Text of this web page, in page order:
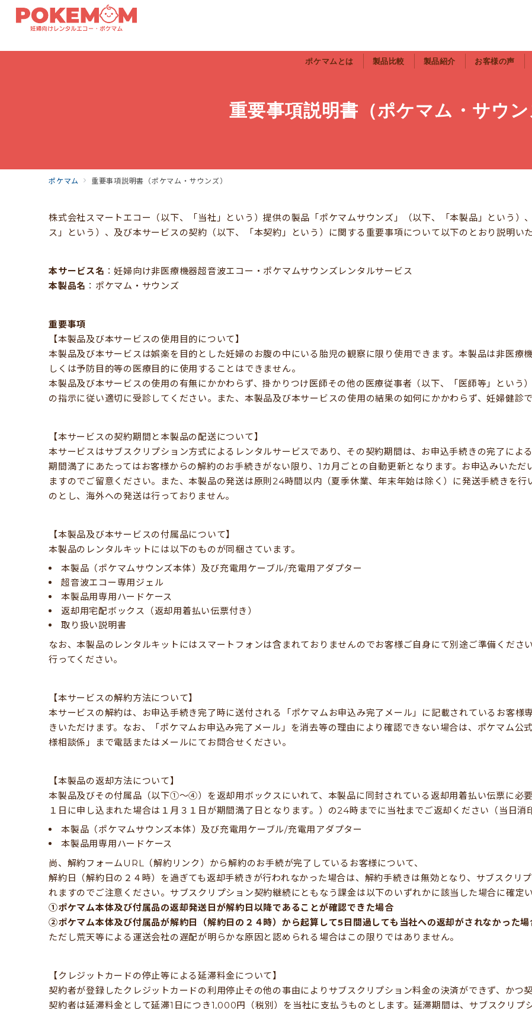
ポケマムとは 製品比較 製品紹介 お客様の声
重要事項説明書（ポケマム・サウン
ポケマム 重要事項説明書（ポケマム・サウンズ）
株式会社スマートエコー（以下、「当社」という）提供の製品「ポケマムサウンズ」（以下、「本製品」という）
ス」という）、及び本サービスの契約（以下、「本契約」という）に関する重要事項について以下のとおり説明いた
本サービス名 ：妊婦向け非医療機器超音波エコー・ポケマムサウンズレンタルサービス
本製品名 ：ポケマム・サウンズ
重要事項
【本製品及び本サービスの使用目的について】
本製品及び本サービスは娯楽を目的とした妊婦のお腹の中にいる胎児の観察に限り使用できます。本製品は非医療
しくは予防目的等の医療目的に使用することはできません。
本製品及び本サービスの使用の有無にかかわらず、掛かりつけ医師その他の医療従事者（以下、「医師等」という
の指示に従い適切に受診してください。また、本製品及び本サービスの使用の結果の如何にかかわらず、妊婦健診
【本サービスの契約期間と本製品の配送について】
本サービスはサブスクリプション方式によるレンタルサービスであり、その契約期間は、お申込手続きの完了によ
期間満了にあたってはお客様からの解約のお手続きがない限り、1カ月ごとの自動更新となります。お申込みいた
ますのでご留意ください。また、本製品の発送は原則24時間以内（夏季休業、年末年始は除く）に発送手続きを
のとし、海外への発送は行っておりません。
【本製品及び本サービスの付属品について】
本製品のレンタルキットには以下のものが同梱さています。
本製品（ポケマムサウンズ本体）及び充電用ケーブル/充電用アダプター
超音波エコー専用ジェル
本製品用専用ハードケース
返却用宅配ボックス（返却用着払い伝票付き）
取り扱い説明書
なお、本製品のレンタルキットにはスマートフォンは含まれておりませんのでお客様ご自身にて別途ご準備くださ
行ってください。
【本サービスの解約方法について】
本サービスの解約は、お申込手続き完了時に送付される「ポケマムお申込み完了メール」に記載されているお客
きいただけます。なお、「ポケマムお申込み完了メール」を消去等の理由により確認できない場合は、ポケマム
様相談係」まで電話またはメールにてお問合せください。
【本製品の返却方法について】
本製品及びその付属品（以下①～④）を返却用ボックスにいれて、本製品に同封されている返却用着払い伝票に必
１日に申し込まれた場合は１月３１日が期間満了日となります。）の24時までに当社までご返却ください（当日消
本製品（ポケマムサウンズ本体）及び充電用ケーブル/充電用アダプター
本製品用専用ハードケース
尚、解約フォームURL（解約リンク）から解約のお手続が完了しているお客様について、
解約日（解約日の２４時）を過ぎても返却手続きが行われなかった場合は、解約手続きは無効となり、サブスクリ
れますのでご注意ください。サブスクリプション契約継続にともなう課金は以下のいずれかに該当した場合に確定い
①ポケマム本体及び付属品の返却発送日が解約日以降であることが確認できた場合
②ポケマム本体及び付属品が解約日（解約日の２４時）から起算して5日間過しても当社への返却がされなかった場
ただし荒天等による運送会社の遅配が明らかな原因と認められる場合はこの限りではありません。
【クレジットカードの停止等による延滞料金について】
契約者が登録したクレジットカードの利用停止その他の事由によりサブスクリプション料金の決済ができず、かつ
契約者は延滞料金として延滞1日につき1,000円（税別）を当社に支払うものとします。延滞期間は、サブスクリプ